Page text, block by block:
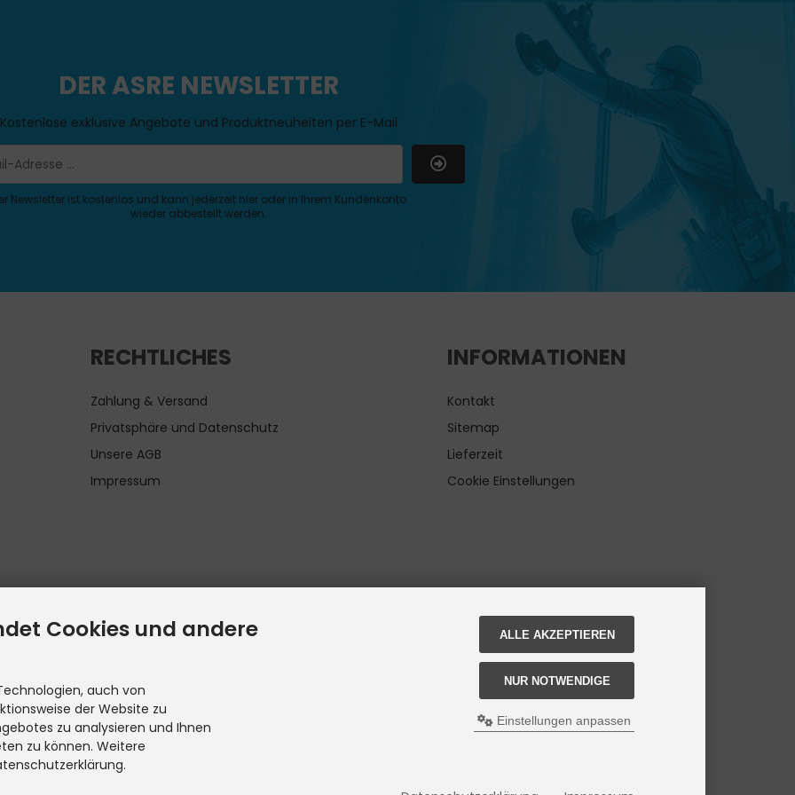
DER ASRE NEWSLETTER
Kostenlose exklusive Angebote und Produktneuheiten per E-Mail
Newsletter ist kostenlos und kann jederzeit hier oder in Ihrem Kundenkonto
wieder abbestellt werden.
RECHTLICHES
Zahlung & Versand
Privatsphäre und Datenschutz
Unsere AGB
Impressum
INFORMATIONEN
Kontakt
Sitemap
Lieferzeit
Cookie Einstellungen
Cookies und andere
auch von
der Website zu
zu analysieren und Ihnen
zu können. Weitere
ALLE AKZEPTIEREN
NUR NOTWENDIGE
Einstellungen anpassen